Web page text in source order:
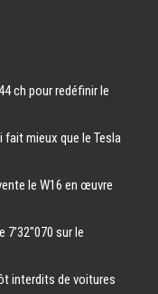
ch pour redéfinir le
fait mieux que le Tesla
le W16 en œuvre
sur le
interdits de voitures